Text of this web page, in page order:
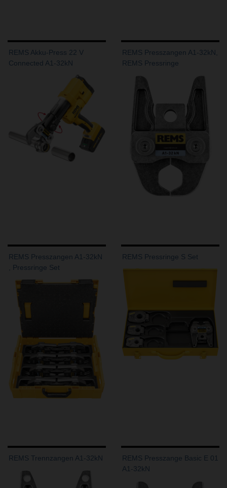
REMS Akku-Press 22 V
Connected A1-32kN
REMS Presszangen A1-32kN,
REMS Pressringe
REMS Presszangen A1-32kN
, Pressringe Set
REMS Pressringe S Set
REMS Trennzangen A1-32kN
REMS Presszange Basic E 01
A1-32kN